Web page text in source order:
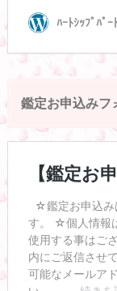
鑑定お申込みフ